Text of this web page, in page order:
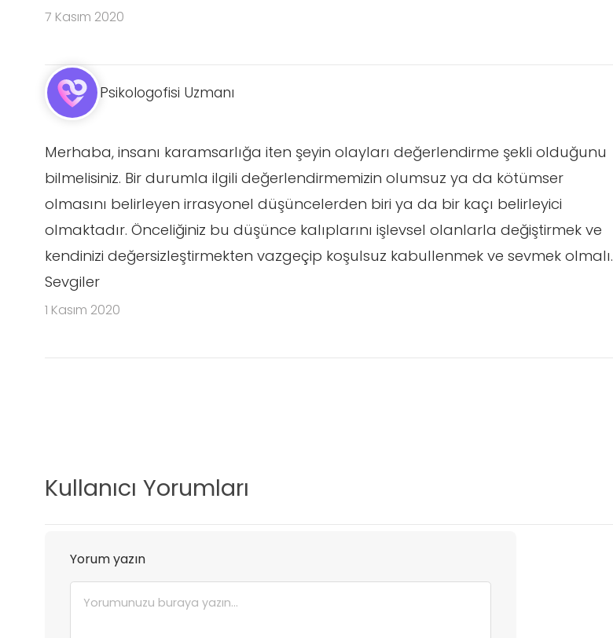
7 Kasım 2020
Psikologofisi Uzmanı
Merhaba, insanı karamsarlığa iten şeyin olayları değerlendirme şekli olduğunu
bilmelisiniz. Bir durumla ilgili değerlendirmemizin olumsuz ya da kötümser
olmasını belirleyen irrasyonel düşüncelerden biri ya da bir kaçı belirleyici
olmaktadır. Önceliğiniz bu düşünce kalıplarını işlevsel olanlarla değiştirmek ve
kendinizi değersizleştirmekten vazgeçip koşulsuz kabullenmek ve sevmek olmalı.
Sevgiler
1 Kasım 2020
Kullanıcı Yorumları
Yorum yazın